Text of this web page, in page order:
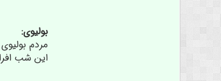
بولیوی:
مردم
این شب